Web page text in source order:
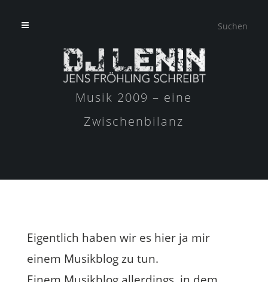
Musik 2009 – eine
Zwischenbilanz
Eigentlich haben wir es hier ja mir
einem Musikblog zu tun.